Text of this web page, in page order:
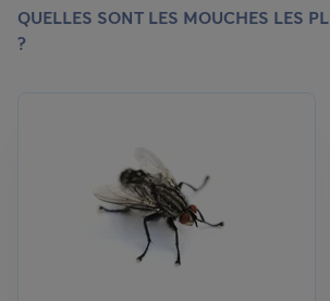
QUELLES SONT LES MOUCHES LES
?